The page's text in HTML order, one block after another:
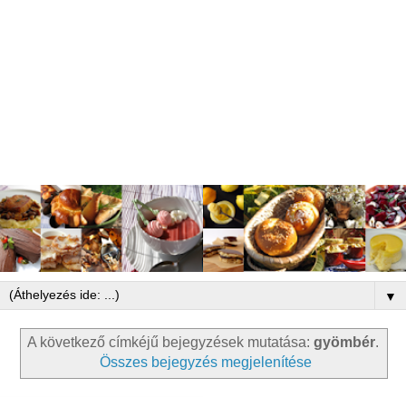
▼
A következő címkéjű bejegyzések mutatása: gyömbér.
Összes bejegyzés megjelenítése